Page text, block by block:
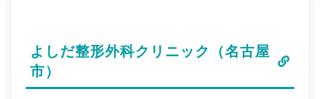
よしだ整形外科クリニック（名古屋
市）